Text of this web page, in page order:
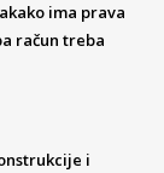
ima prava
račun treba
i